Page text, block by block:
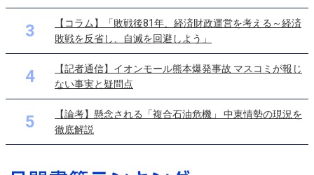
3
【コラム】「敗戦後81年、経済財政運営を考える～経済
敗戦を反省し、自滅を回避しよう」
4
【記者通信】イオンモール熊本爆発事故 マスコミが報じ
ない事実と疑問点
5
【論考】懸念される「複合石油危機」 中東情勢の現況を
徹底解説